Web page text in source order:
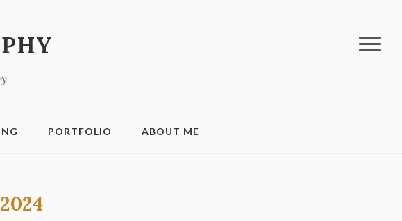
PORTFOLIO ABOUT ME